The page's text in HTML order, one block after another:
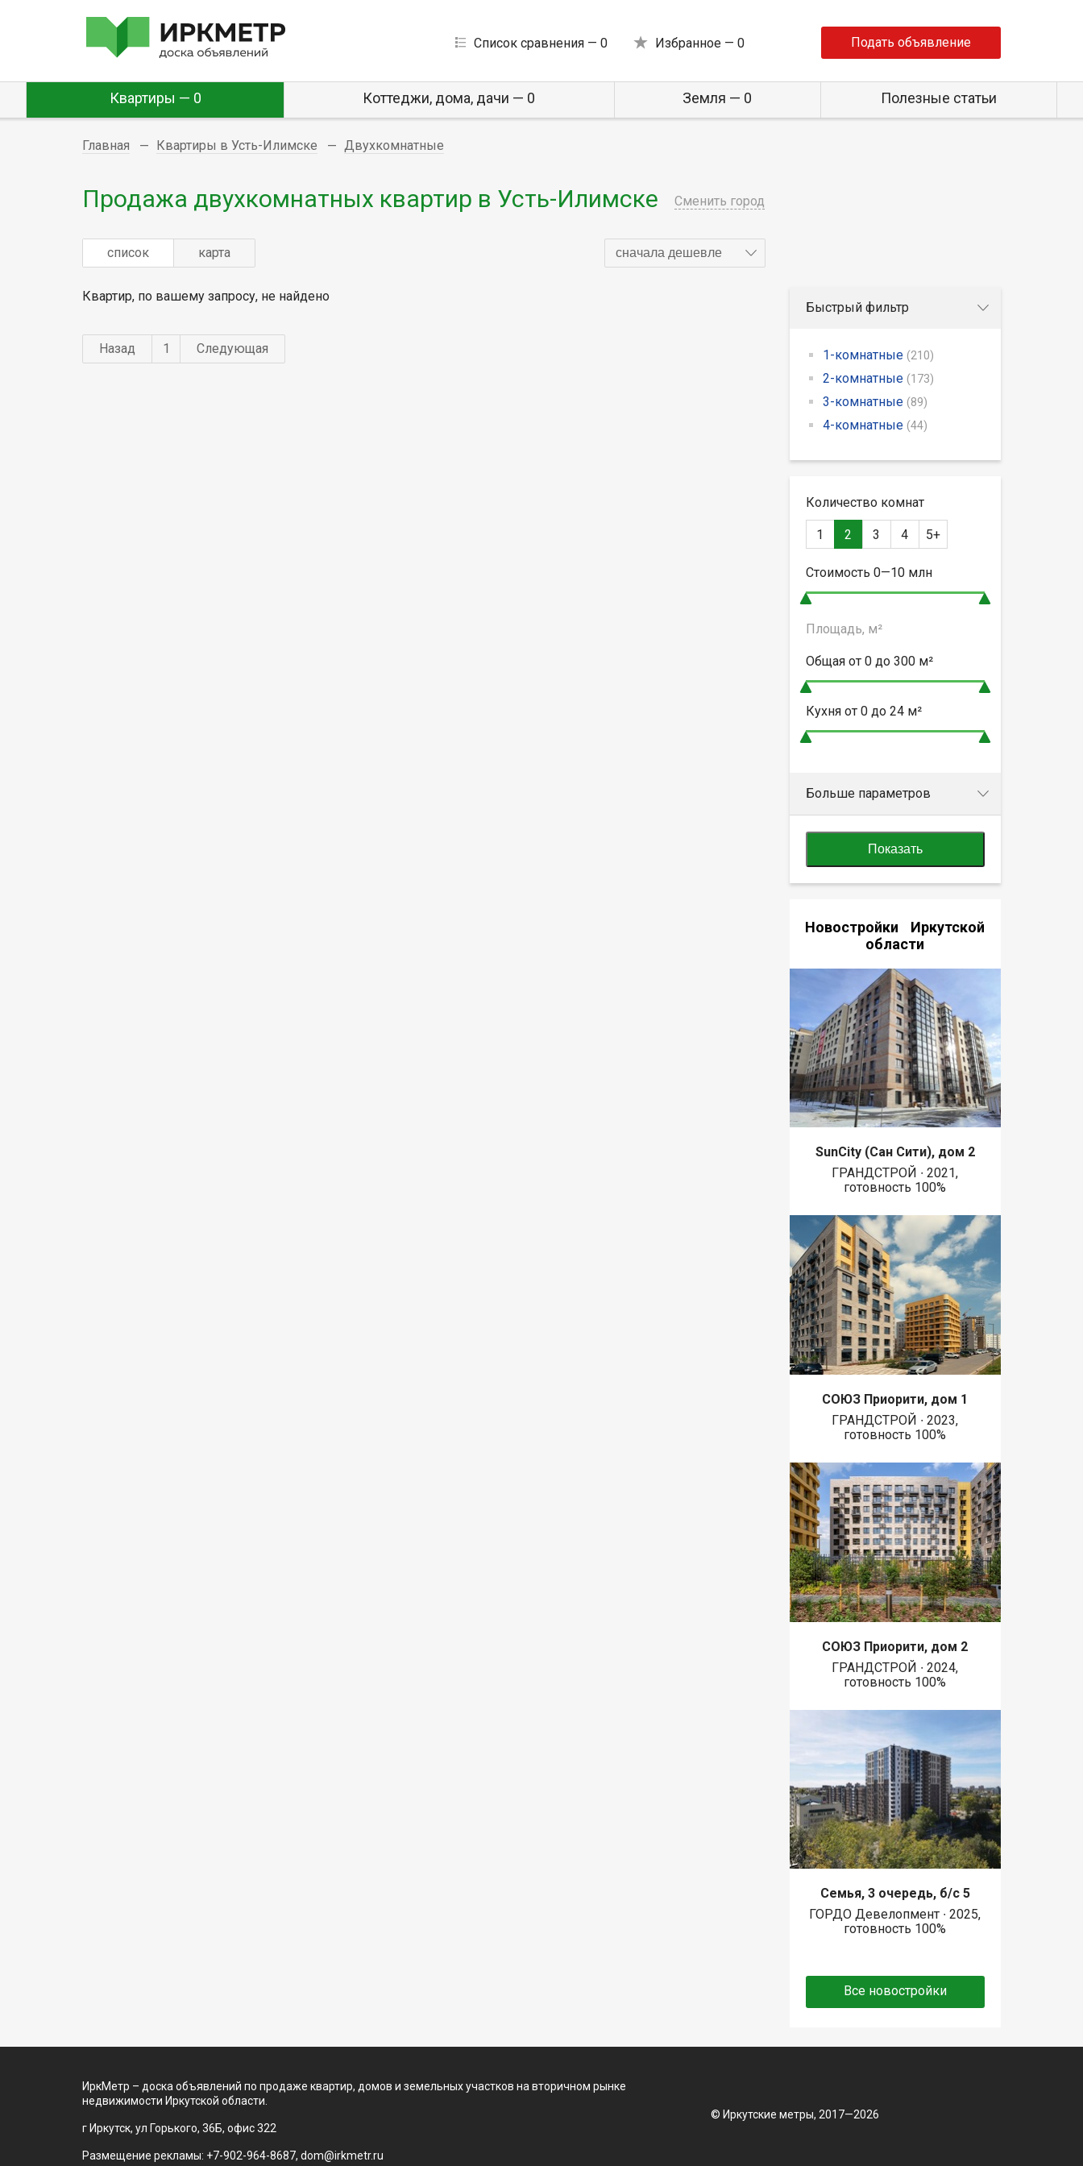
Список сравнения — 0 Избранное — 0 Подать объявление
Квартиры — 0 Коттеджи, дома, дачи — 0 Земля — 0 Полезные статьи
Главная Квартиры в Усть-Илимске Двухкомнатные
Продажа двухкомнатных квартир в Усть-Илимске Сменить город
список карта сначала дешевле
Квартир, по вашему запросу, не найдено
Назад 1 Следующая
Быстрый фильтр
1-комнатные (210)
2-комнатные (173)
3-комнатные (89)
4-комнатные (44)
Количество комнат
1 2 3 4 5+
Стоимость 0—10млн
Площадь, м²
Общая от 0 до 300м²
Кухня от 0 до 24м²
Больше параметров
Показать
Новостройки Иркутской
области
SunCity (Сан Сити), дом 2
ГРАНДСТРОЙ ∙ 2021,
готовность 100%
СОЮЗ Приорити, дом 1
ГРАНДСТРОЙ ∙ 2023,
готовность 100%
СОЮЗ Приорити, дом 2
ГРАНДСТРОЙ ∙ 2024,
готовность 100%
Семья, 3 очередь, б/с 5
ГОРДО Девелопмент ∙ 2025,
готовность 100%
Все новостройки
ИркМетр – доска объявлений по продаже квартир, домов и земельных участков на вторичном рынке
недвижимости Иркутской области.
г Иркутск, ул Горького, 36Б, офис 322
Размещение рекламы: +7-902-964-8687, dom@irkmetr.ru
© Иркутские метры, 2017—2026